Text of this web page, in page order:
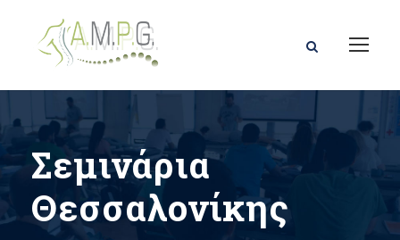
Σεμινάρια
Θεσσαλονίκης